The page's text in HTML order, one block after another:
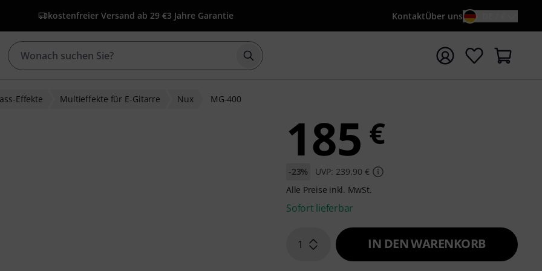
kostenfreier Versand ab 29 €3 Jahre Garantie KontaktÜber uns
Suche mit Suchwort {searchTerm} starten
Effekte Multieffekte für E-Gitarre Nux MG-400
185 €
-23%
UVP: 239,90 €
Alle Preise inkl. MwSt.
Sofort lieferbar
1 IN DEN WARENKORB